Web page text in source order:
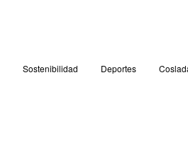
Sostenibilidad Deportes